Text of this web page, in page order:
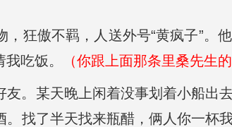
，狂傲不羁，人送外号“黄疯子”
吃饭。
（你跟上面那条里桑先生
。某天晚上闲着没事划着小船出
找了半天找来瓶醋，俩人你一杯